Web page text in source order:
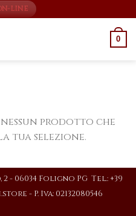
LINE
0
prodotto che
tua selezione.
- 06034 Foligno PG Tel.: +39
- P. Iva: 02132080546